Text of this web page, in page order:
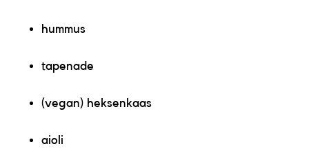
hummus
tapenade
(vegan) heksenkaas
aioli